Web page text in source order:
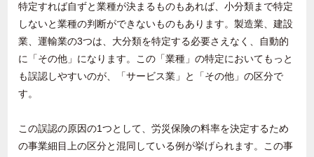
特定すれば自ずと業種が決まるものもあれば、小分類まで特定
しないと業種の判断ができないものもあります。製造業、建設
業、運輸業の3つは、大分類を特定する必要さえなく、自動的
に「その他」になります。この「業種」の特定においてもっと
も誤認しやすいのが、「サービス業」と「その他」の区分で
す。
この誤認の原因の1つとして、労災保険の料率を決定するため
の事業細目上の区分と混同している例が挙げられます。この事